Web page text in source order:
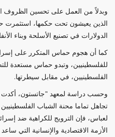
وبدلاً من العمل على تحسين الظروف
الذين يعيشون تحت حكمها، استثمرت
الدولارات في تصنيع الأسلحة وبناء
كما أن هجوم حماس المتكرر على
للفلسطينيين، وتبدو حماس مستعدة
الفلسطينيين، في مقابل سيطرتها.
وحسب دراسة لمعهد "جاتستون،
تجاهل تماما محنة الشباب
لعباس، فإن الترويج للكراهية ضد
الأزمة الاقتصادية والإنسانية التي